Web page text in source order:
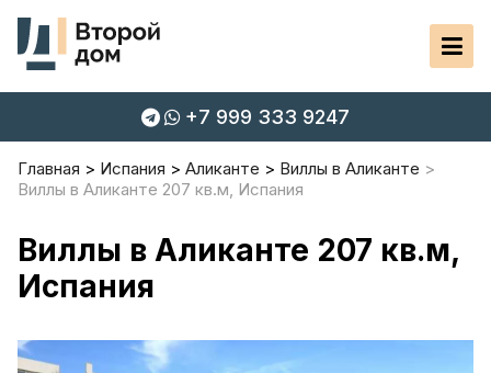
+7 999 333 9247
Главная Испания Аликанте
Виллы в Аликанте
Виллы в Аликанте 207 кв.м, Испания
Виллы в Аликанте 207 кв.м,
Испания